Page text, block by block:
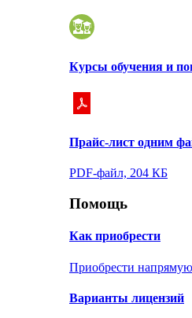
Курсы обучения и
Прайс-лист одним
PDF-файл, 204 КБ
Помощь
Как приобрести
Приобрести
Варианты лицензий